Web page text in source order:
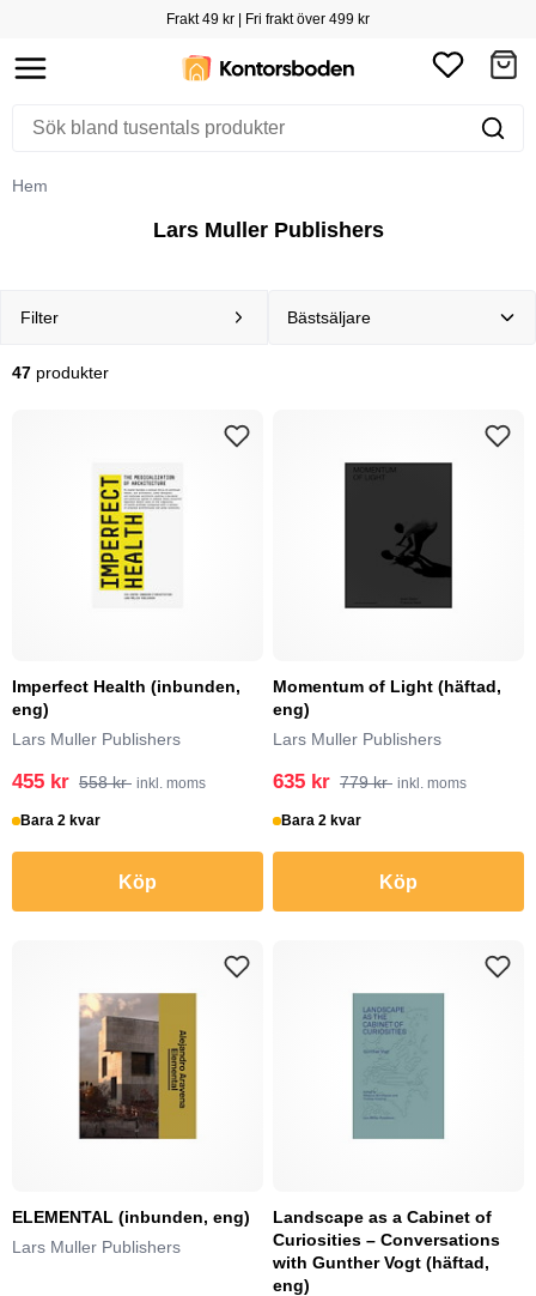
Frakt 49 kr | Fri frakt över 499 kr
Hem
Lars Muller Publishers
Filter
47 produkter
Imperfect Health (inbunden,
eng)
Lars Muller Publishers
455 kr 558 kr inkl. moms
Bara 2 kvar
Köp
Momentum of Light (häftad,
eng)
Lars Muller Publishers
635 kr 779 kr inkl. moms
Bara 2 kvar
Köp
ELEMENTAL (inbunden, eng)
Lars Muller Publishers
Landscape as a Cabinet of
Curiosities – Conversations
with Gunther Vogt (häftad,
eng)